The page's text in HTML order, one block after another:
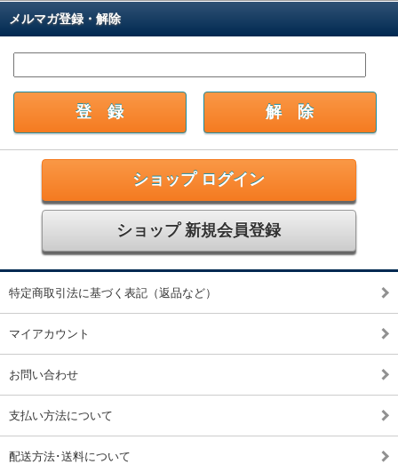
メルマガ登録・解除
ショップ ログイン
ショップ 新規会員登録
特定商取引法に基づく表記（返品など）
マイアカウント
お問い合わせ
支払い方法について
配送方法･送料について